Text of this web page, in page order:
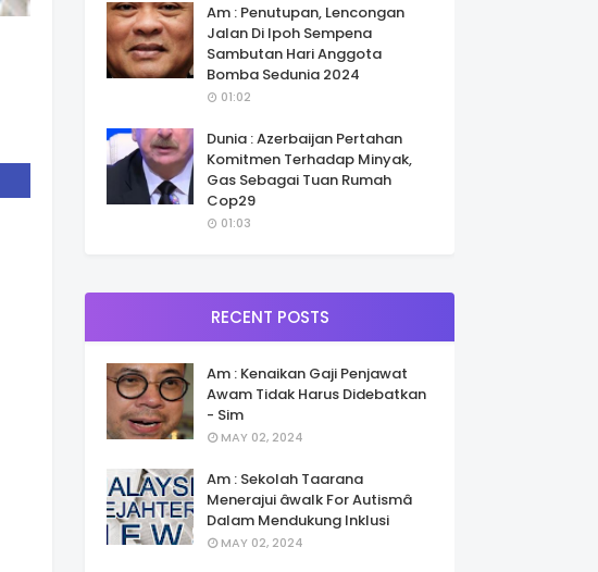
Am : Penutupan, Lencongan
Jalan Di Ipoh Sempena
Sambutan Hari Anggota
Bomba Sedunia 2024
01:02
Dunia : Azerbaijan Pertahan
Komitmen Terhadap Minyak,
Gas Sebagai Tuan Rumah
Cop29
01:03
RECENT POSTS
Am : Kenaikan Gaji Penjawat
Awam Tidak Harus Didebatkan
- Sim
MAY 02, 2024
Am : Sekolah Taarana
Menerajui âwalk For Autismâ
Dalam Mendukung Inklusi
MAY 02, 2024